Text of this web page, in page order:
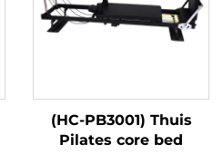
(HC-PB3001) Thuis
Pilates core bed